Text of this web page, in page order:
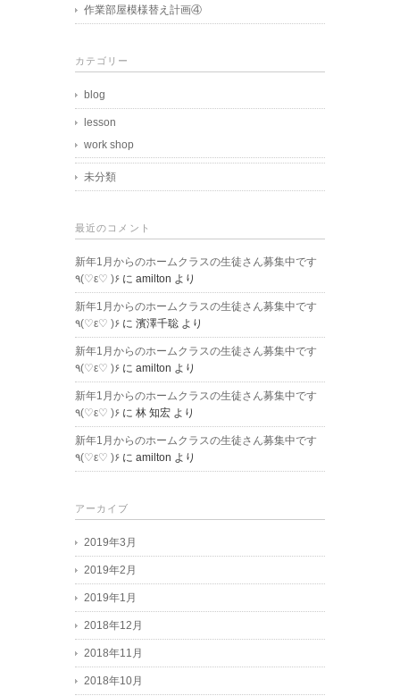
作業部屋模様替え計画④
カテゴリー
blog
lesson
work shop
未分類
最近のコメント
新年1月からのホームクラスの生徒さん募集中です
٩(♡ε♡ )۶ に amilton より
新年1月からのホームクラスの生徒さん募集中です
٩(♡ε♡ )۶ に 濱澤千聡 より
新年1月からのホームクラスの生徒さん募集中です
٩(♡ε♡ )۶ に amilton より
新年1月からのホームクラスの生徒さん募集中です
٩(♡ε♡ )۶ に 林 知宏 より
新年1月からのホームクラスの生徒さん募集中です
٩(♡ε♡ )۶ に amilton より
アーカイブ
2019年3月
2019年2月
2019年1月
2018年12月
2018年11月
2018年10月